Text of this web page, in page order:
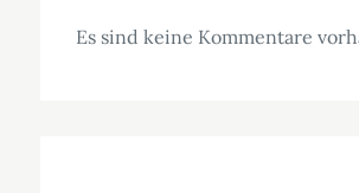
Es sind keine Kommentare